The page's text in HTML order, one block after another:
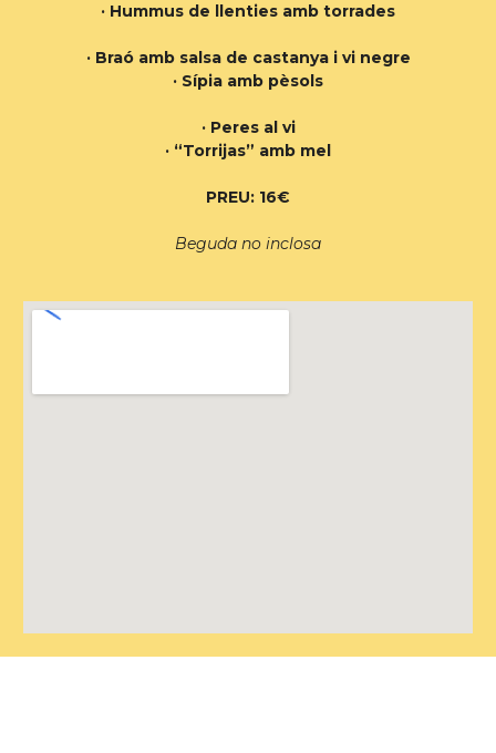
· Hummus de llenties amb torrades
· Braó amb salsa de castanya i vi negre
· Sípia amb pèsols
· Peres al vi
· “Torrijas” amb mel
PREU: 16€
Beguda no inclosa